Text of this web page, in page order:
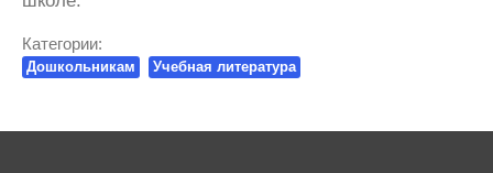
Категории:
Дошкольникам Учебная литература